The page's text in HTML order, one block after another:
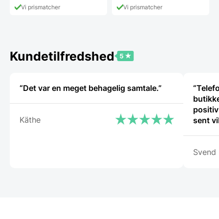
Vi prismatcher Vi prismatcher
Kundetilfredshed
“Det var en meget behagelig samtale.”
Käthe
sent
Svend